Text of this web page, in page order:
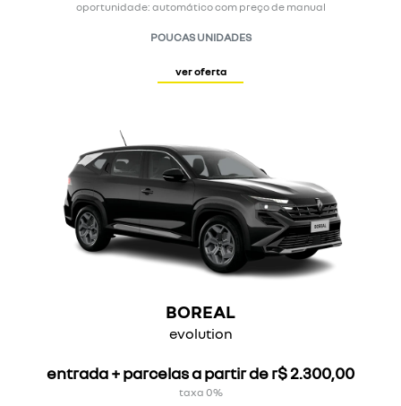
oportunidade: automático com preço de manual
POUCAS UNIDADES
ver oferta
BOREAL
evolution
entrada + parcelas a partir de r$ 2.300,00
taxa 0%